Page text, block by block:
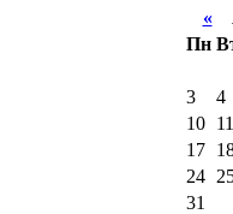
«
Пн
3
4
10
11
17
24
31